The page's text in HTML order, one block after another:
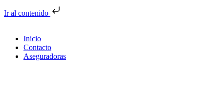
Ir al contenido
Inicio
Contacto
Aseguradoras